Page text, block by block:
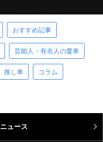
おすすめ記事
芸能人・有名人の愛車
推し車 コラム
ニュース